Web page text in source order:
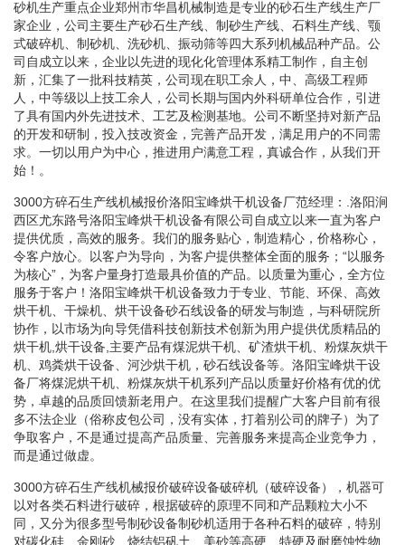
砂机生产重点企业郑州市华昌机械制造是专业的砂石生产线生产厂
家企业，公司主要生产砂石生产线、制砂生产线、石料生产线、颚
式破碎机、制砂机、洗砂机、振动筛等四大系列机械品种产品。公
司自成立以来，企业以先进的现化化管理体系精工制作，自主创
新，汇集了一批科技精英，公司现在职工余人，中、高级工程师
人，中等级以上技工余人，公司长期与国内外科研单位合作，引进
了具有国内外先进技术、工艺及检测基地。公司不断坚持对新产品
的开发和研制，投入技改资金，完善产品开发，满足用户的不同需
求。一切以用户为中心，推进用户满意工程，真诚合作，从我们开
始！。
3000方碎石生产线机械报价洛阳宝峰烘干机设备厂范经理：.洛阳涧
西区尤东路号洛阳宝峰烘干机设备有限公司自成立以来一直为客户
提供优质，高效的服务。我们的服务贴心，制造精心，价格称心，
令客户放心。以客户为导向，为客户提供整体全面的服务；“以服务
为核心”，为客户量身打造最具价值的产品。以质量为重心，全方位
服务于客户！洛阳宝峰烘干机设备致力于专业、节能、环保、高效
烘干机、干燥机、烘干设备砂石线设备的研发与制造，与科研院所
协作，以市场为向导凭借科技创新技术创新为用户提供优质精品的
烘干机,烘干设备,主要产品有煤泥烘干机、矿渣烘干机、粉煤灰烘干
机、鸡粪烘干设备、河沙烘干机，砂石线设备等。洛阳宝峰烘干设
备厂将煤泥烘干机、粉煤灰烘干机系列产品以质量好价格有优的优
势，卓越的品质回馈新老用户。在这里我们提醒广大客户目前有很
多不法企业（俗称皮包公司，没有实体，打着别公司的牌子）为了
争取客户，不是通过提高产品质量、完善服务来提高企业竞争力，
而是通过做虚。
3000方碎石生产线机械报价破碎设备破碎机（破碎设备），机器可
以对各类石料进行破碎，根据破碎的原理不同和产品颗粒大小不
同，又分为很多型号制砂设备制砂机适用于各种石料的破碎，特别
对碳化硅、金刚砂、烧结铝矾土、美砂等高硬、特硬及耐磨蚀性物